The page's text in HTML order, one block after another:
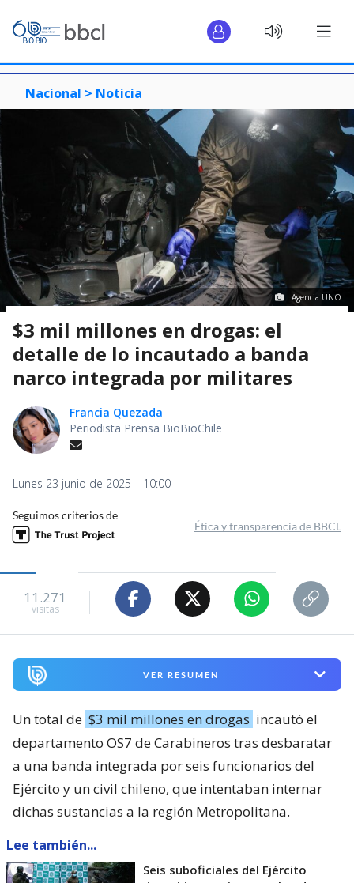
Nacional > Noticia
Agencia UNO
$3 mil millones en drogas: el
detalle de lo incautado a banda
narco integrada por militares
Francia Quezada
Periodista Prensa BioBioChile
Lunes 23 junio de 2025 | 10:00
Seguimos criterios de
Ética y transparencia de BBCL
11.271
visitas
VER RESUMEN
Un total de $3 mil millones en drogas incautó el
departamento OS7 de Carabineros tras desbaratar
a una banda integrada por seis funcionarios del
Ejército y un civil chileno, que intentaban internar
dichas sustancias a la región Metropolitana.
Lee también...
Seis suboficiales del Ejército